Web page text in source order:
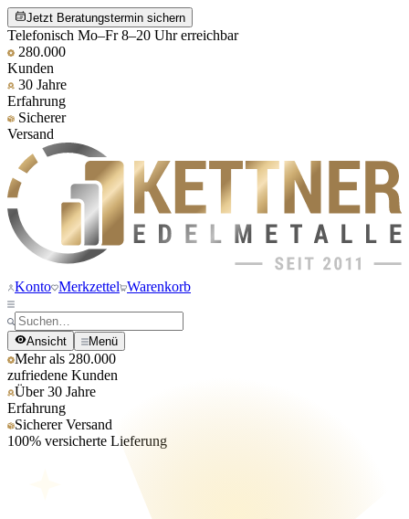
Jetzt Beratungstermin sichern
Telefonisch Mo–Fr 8–20 Uhr erreichbar
280.000
Kunden
30 Jahre
Erfahrung
Sicherer
Versand
Konto Merkzettel Warenkorb
Ansicht Menü
Mehr als 280.000
zufriedene Kunden
Über 30 Jahre
Erfahrung
Sicherer Versand
100% versicherte Lieferung